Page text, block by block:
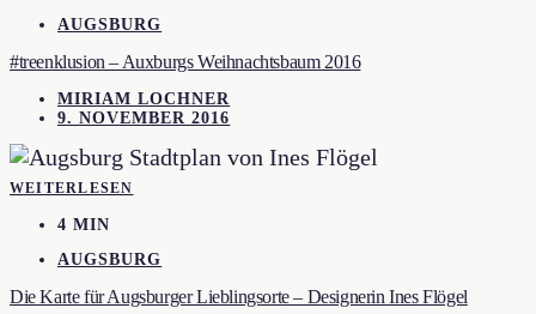
AUGSBURG
#treenklusion – Auxburgs Weihnachtsbaum 2016
MIRIAM LOCHNER
9. NOVEMBER 2016
WEITERLESEN
4 MIN
AUGSBURG
Die Karte für Augsburger Lieblingsorte – Designerin Ines Flögel